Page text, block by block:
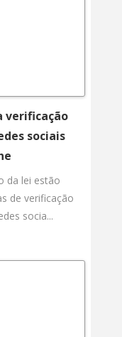
verificação
sociais
da lei estão
de verificação
socia...